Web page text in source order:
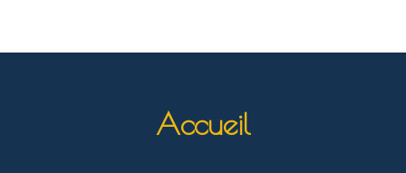
Accueil